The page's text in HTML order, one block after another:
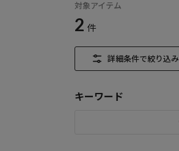
対象アイテム
2 件
詳細条件で絞り込み
キーワード